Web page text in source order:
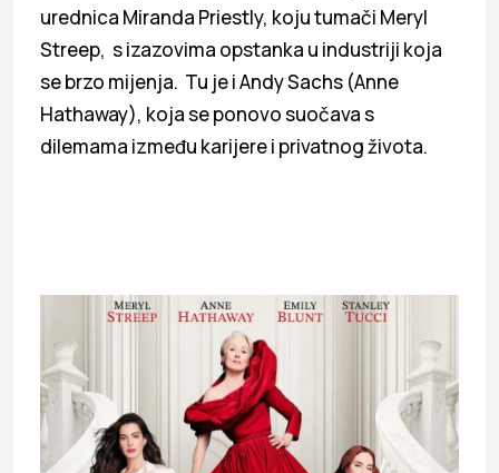
urednica Miranda Priestly, koju tumači Meryl
Streep, s izazovima opstanka u industriji koja
se brzo mijenja. Tu je i Andy Sachs (Anne
Hathaway), koja se ponovo suočava s
dilemama između karijere i privatnog života.